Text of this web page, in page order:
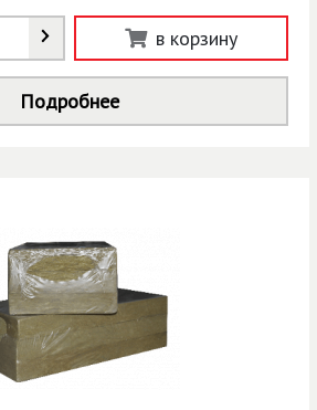
в корзину
Подробнее